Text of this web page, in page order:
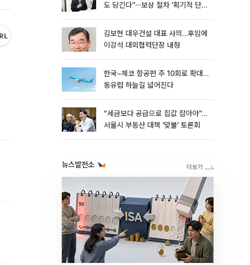
도 당긴다”⋯보상 절차 ‘획기적 단
김보현 대우건설 대표 사의…후임에
이강석 대외협력단장 내정
한국~체코 항공편 주 10회로 확대…
동유럽 하늘길 넓어진다
“세금보다 공급으로 집값 잡아야”…
서울시 부동산 대책 ‘맞불’ 토론회
뉴스발전소